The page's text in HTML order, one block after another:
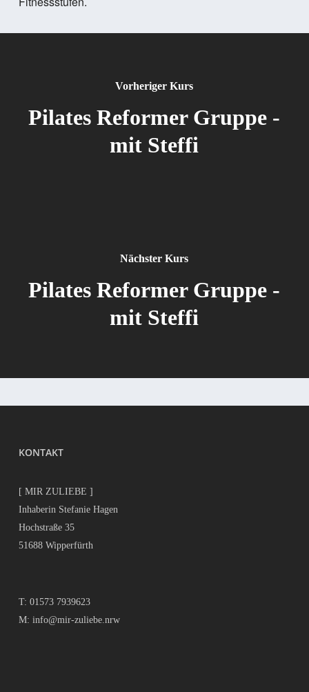
Vorheriger Kurs
Pilates Reformer Gruppe -
mit Steffi
Nächster Kurs
Pilates Reformer Gruppe -
mit Steffi
KONTAKT
[ MIR ZULIEBE ]
Inhaberin Stefanie Hagen
Hochstraße 35
51688 Wipperfürth
T: 01573 7939623
M: info@mir-zuliebe.nrw